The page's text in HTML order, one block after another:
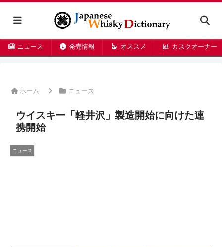
ニュース 発売情報 オススメ カスクオーナー
ホーム ニュース
ウイスキー「軽井沢」製造開始に向けた連
携開始
ニュース